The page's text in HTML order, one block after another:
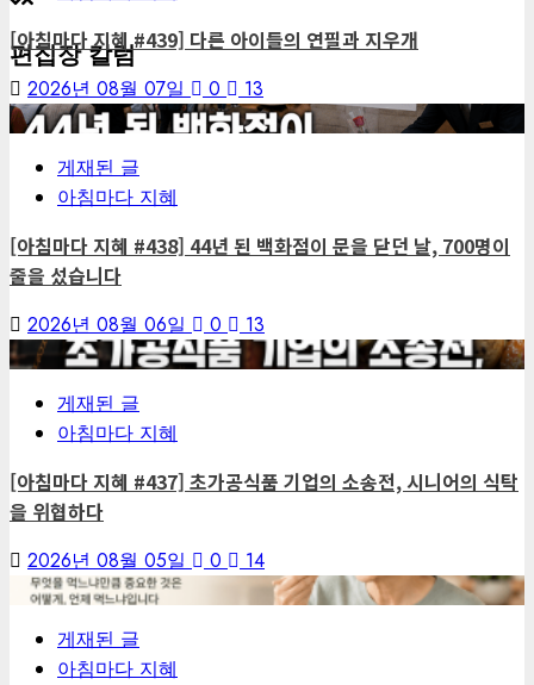
[아침마다 지혜 #439] 다른 아이들의 연필과 지우개
2026년 08월 07일 0
13
5
게재된 글
아침마다 지혜
[아침마다 지혜 #438] 44년 된 백화점이 문을 닫던 날, 700명이
줄을 섰습니다
2026년 08월 06일 0
13
6
게재된 글
아침마다 지혜
[아침마다 지혜 #437] 초가공식품 기업의 소송전, 시니어의 식탁
을 위협하다
2026년 08월 05일 0
14
게재된 글
아침마다 지혜
편집장 칼럼